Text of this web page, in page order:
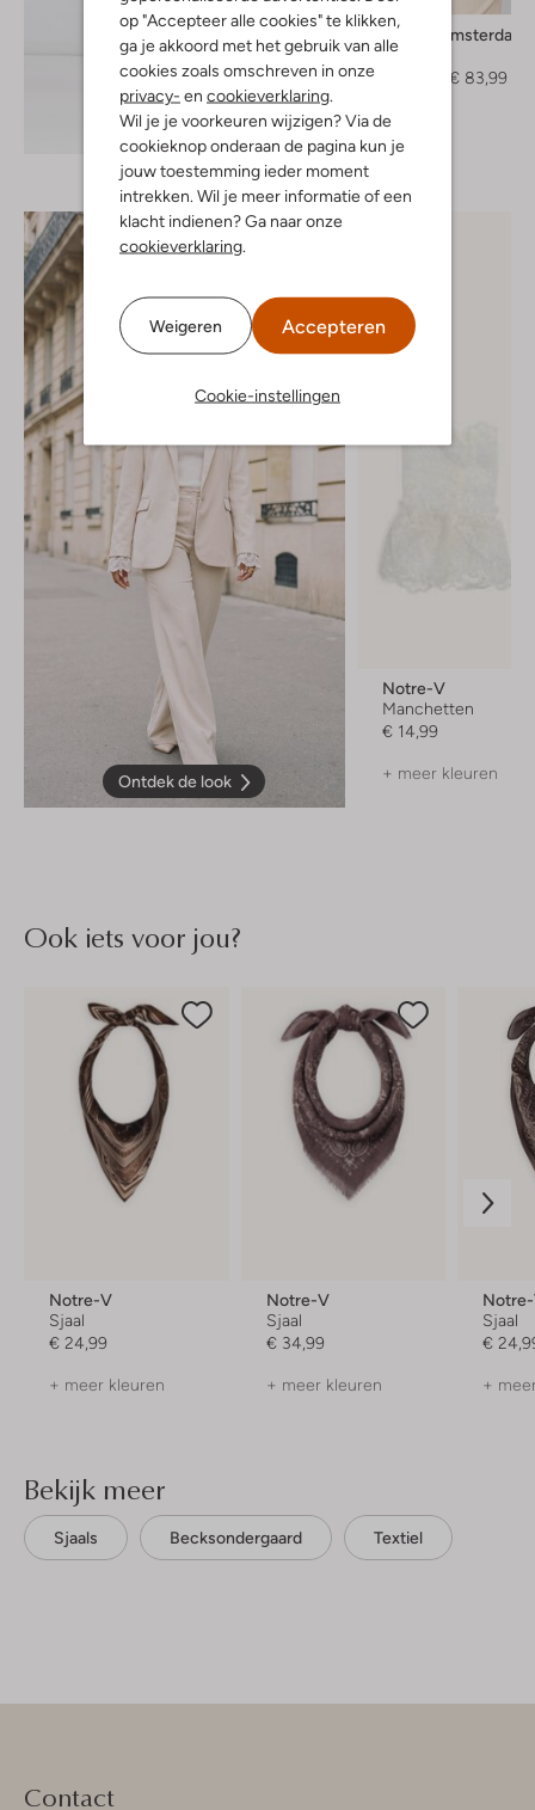
op "Accepteer alle cookies" te klikken,
ga je akkoord met het gebruik van alle
cookies zoals omschreven in onze
privacy- en cookieverklaring.
Wil je je voorkeuren wijzigen? Via de
cookieknop onderaan de pagina kun je
jouw toestemming ieder moment
intrekken. Wil je meer informatie of een
klacht indienen? Ga naar onze
cookieverklaring.
Weigeren Accepteren
Cookie-instellingen
Ontdek de look
Amaya Amsterdam
Gilet
€ 83,99
Ontdek de look
Notre-V
Manchetten
€ 14,99
+ meer kleuren
Ook iets voor jou?
Notre-V
Sjaal
€ 24,99
+ meer kleuren
Notre-V
Sjaal
€ 34,99
+ meer kleuren
Sjaal
€
+
Bekijk meer
Sjaals Becksondergaard Textiel
Contact